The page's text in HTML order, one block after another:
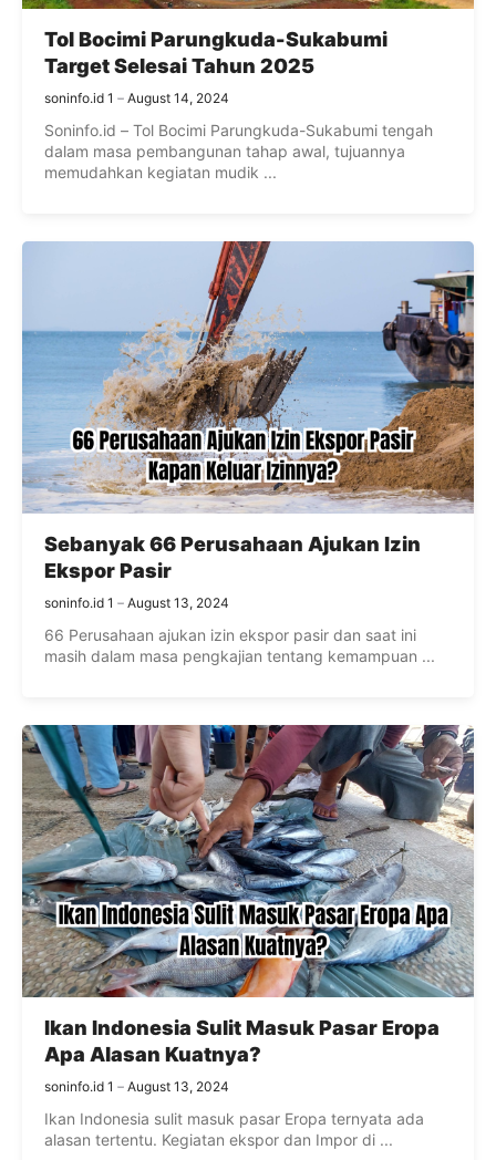
Tol Bocimi Parungkuda-Sukabumi
Target Selesai Tahun 2025
soninfo.id 1 August 14, 2024
Soninfo.id – Tol Bocimi Parungkuda-Sukabumi tengah
dalam masa pembangunan tahap awal, tujuannya
memudahkan kegiatan mudik ...
Sebanyak 66 Perusahaan Ajukan Izin
Ekspor Pasir
soninfo.id 1 August 13, 2024
66 Perusahaan ajukan izin ekspor pasir dan saat ini
masih dalam masa pengkajian tentang kemampuan ...
Ikan Indonesia Sulit Masuk Pasar Eropa
Apa Alasan Kuatnya?
soninfo.id 1 August 13, 2024
Ikan Indonesia sulit masuk pasar Eropa ternyata ada
alasan tertentu. Kegiatan ekspor dan Impor di ...